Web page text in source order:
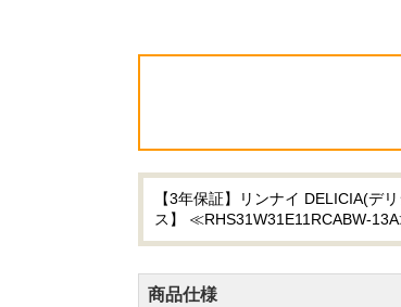
【3年保証】リンナイ DELICIA(デ
ス】 ≪RHS31W31E11RCABW-
商品仕様